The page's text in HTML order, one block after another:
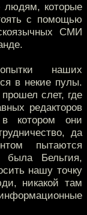
людям, которые
с помощью
СМИ
наших
в некие пулы.
слет, где
редакторов
котором они
да
пытаются
была Бельгия,
нашу точку
никакой там